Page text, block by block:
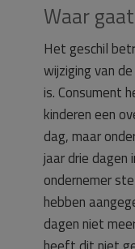
Waar
Het geschil
wijziging van
is. Consument
kinderen een
dag, maar
jaar drie dagen
ondernemer
hebben
dagen niet